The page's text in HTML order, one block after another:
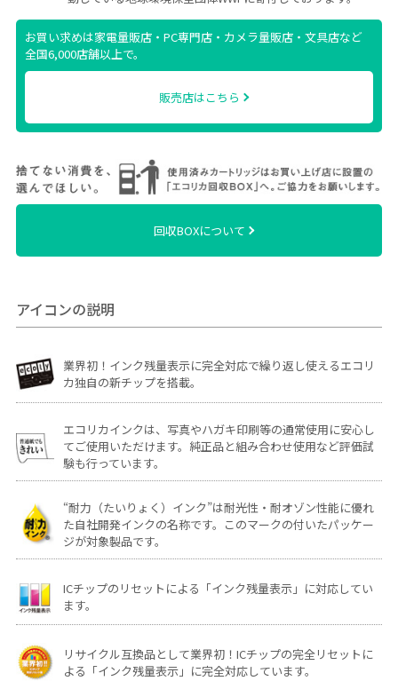
お買い求めは家電量販店・PC専門店・カメラ量販店・文具店など
全国6,000店舗以上で。
販売店はこちら
回収BOXについて
アイコンの説明
業界初！インク残量表示に完全対応で繰り返し使えるエコリ
カ独自の新チップを搭載。
エコリカインクは、写真やハガキ印刷等の通常使用に安心し
てご使用いただけます。純正品と組み合わせ使用など評価試
験も行っています。
“耐力（たいりょく）インク”は耐光性・耐オゾン性能に優れ
た自社開発インクの名称です。このマークの付いたパッケー
ジが対象製品です。
ICチップのリセットによる「インク残量表示」に対応してい
ます。
リサイクル互換品として業界初！ICチップの完全リセットに
よる「インク残量表示」に完全対応しています。